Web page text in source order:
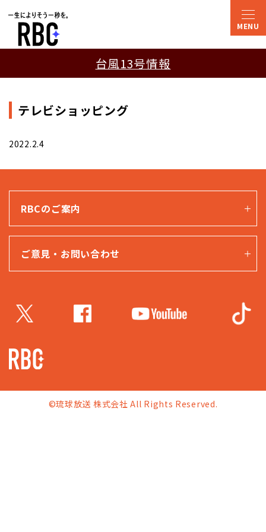
台風13号情報
テレビショッピング
2022.2.4
RBCのご案内
ご意見・お問い合わせ
©琉球放送 株式会社 All Rights Reserved.